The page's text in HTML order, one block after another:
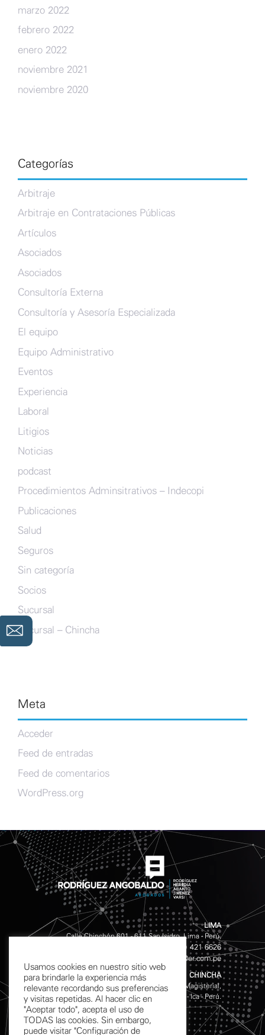
marzo 2022
febrero 2022
enero 2022
noviembre 2021
noviembre 2020
Categorías
Arbitraje
Arbitraje en Contrataciones Públicas
Artículos
Asociados
Asociados
Consultoría Externa
Consultoría y Asesoría Especializada
El equipo
Equipo Administrativo
Eventos
Experiencia
Laboral
Litigios
Noticias
podcast
Procedimientos Adminsitrativos – Indecopi
Publicaciones
Salud
Seguros
Sin categoría
Socios
Sucursal
Sucursal – Chincha
Meta
Acceder
Feed de entradas
Feed de comentarios
WordPress.org
LIMA
Calle Chinchón 601 - 611 San Isidro, Lima - Perú.
(511) 421 6626
info@er.com.pe
CHINCHA
Av. Garcilazo de la Vega S/N, Mz. D Lote 10, Urb. Magisterial,
Chincha Alta - Ica - Perú.
Usamos cookies en nuestro sitio web
para brindarle la experiencia más
relevante recordando sus preferencias
y visitas repetidas. Al hacer clic en
"Aceptar todo", acepta el uso de
TODAS las cookies. Sin embargo,
puede visitar "Configuración de